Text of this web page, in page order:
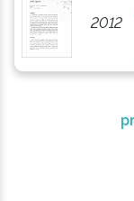
2012